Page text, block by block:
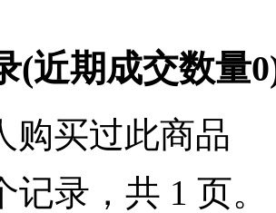
(近期成交数量0
购买过此商品
记录，共 1 页。